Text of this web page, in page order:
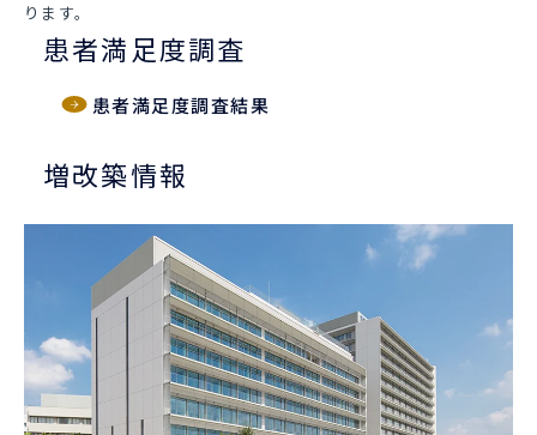
ります。
患者満足度調査
患者満足度調査結果
増改築情報